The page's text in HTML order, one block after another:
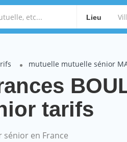
Lieu
mutuelle mutuelle sénior
tarifs
en France